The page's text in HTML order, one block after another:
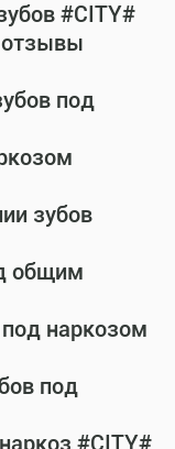
#CITY#
отзывы
под
зубов
общим
под наркозом
под
#CITY#